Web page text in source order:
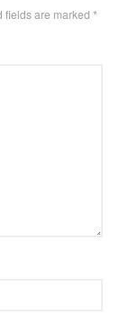
fields are marked *